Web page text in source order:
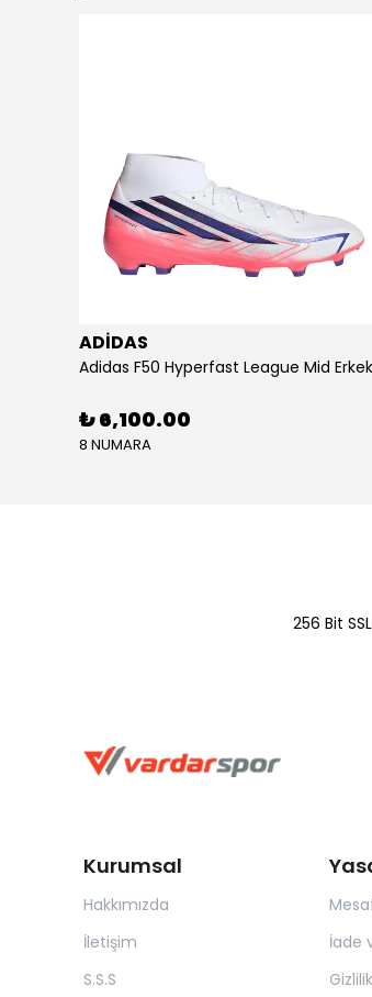
ADİDAS
₺ 6,100.00
8 NUMARA
256 Bit
Kurumsal
Hakkımızda
İletişim
S.S.S
İade